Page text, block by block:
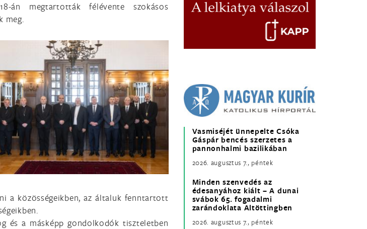
án megtartották félévente szokásos
meg.
a közösségeikben, az általuk fenntartott
és a másképp gondolkodók tiszteletben
Vasmiséjét ünnepelte Csóka
Gáspár bencés szerzetes a
pannonhalmi bazilikában
2026. augusztus 7., péntek
Minden szenvedés az
édesanyához kiált – A dunai
svábok 65. fogadalmi
zarándoklata Altöttingben
2026. augusztus 7., péntek